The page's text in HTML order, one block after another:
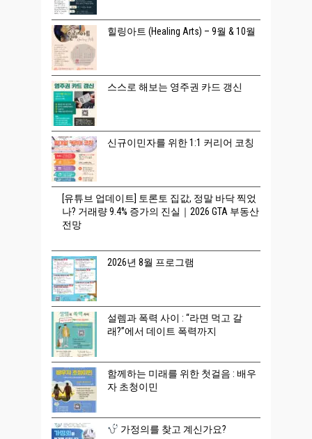
힐링아트 (Healing Arts) – 9월 & 10월
스스로 해보는 영주권 카드 갱신
신규이민자를 위한 1:1 커리어 코칭
[유튜브 업데이트] 토론토 집값, 정말 바닥 찍었
나? 거래량 9.4% 증가의 진실｜2026 GTA 부동산
전망
2026년 8월 프로그램
설렘과 폭력 사이 : “라면 먹고 갈
래?”에서 데이트 폭력까지
함께하는 미래를 위한 첫걸음 : 배우
자 초청이민
가정의를 찾고 계신가요?